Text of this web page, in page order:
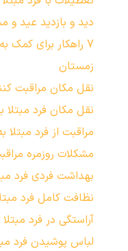
دید و بازدید عید و
7 راهکار برای
زمستان
نقل مکان مراقبت
نقل مکان فرد
مراقبت از فرد مبتلا
مشکلات روزمره
بهداشت فردی فرد
نظافت کامل فرد
آراستگی در فرد مبتلا
لباس پوشیدن فرد